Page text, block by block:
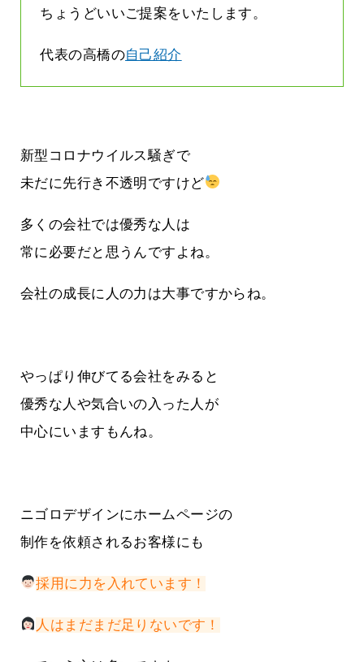
ちょうどいいご提案をいたします。
代表の高橋の自己紹介
新型コロナウイルス騒ぎで
未だに先行き不透明ですけど
多くの会社では優秀な人は
常に必要だと思うんですよね。
会社の成長に人の力は大事ですからね。
やっぱり伸びてる会社をみると
優秀な人や気合いの入った人が
中心にいますもんね。
ニゴロデザインにホームページの
制作を依頼されるお客様にも
採用に力を入れています！
人はまだまだ足りないです！